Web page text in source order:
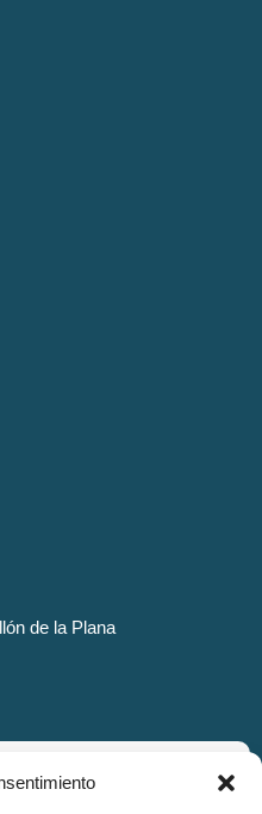
de la Plana